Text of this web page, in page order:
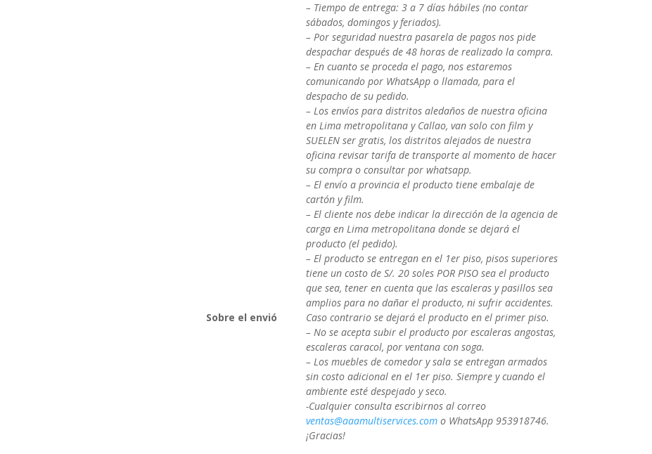
Sobre el envió
– Tiempo de entrega: 3 a 7 días hábiles (no contar
sábados, domingos y feriados).
– Por seguridad nuestra pasarela de pagos nos pide
despachar después de 48 horas de realizado la compra.
– En cuanto se proceda el pago, nos estaremos
comunicando por WhatsApp o llamada, para el
despacho de su pedido.
– Los envíos para distritos aledaños de nuestra oficina
en Lima metropolitana y Callao, van solo con film y
SUELEN ser gratis, los distritos alejados de nuestra
oficina revisar tarifa de transporte al momento de hacer
su compra o consultar por whatsapp.
– El envío a provincia el producto tiene embalaje de
cartón y film.
– El cliente nos debe indicar la dirección de la agencia de
carga en Lima metropolitana donde se dejará el
producto (el pedido).
– El producto se entregan en el 1er piso, pisos superiores
tiene un costo de S/. 20 soles POR PISO sea el producto
que sea, tener en cuenta que las escaleras y pasillos sea
amplios para no dañar el producto, ni sufrir accidentes.
Caso contrario se dejará el producto en el primer piso.
– No se acepta subir el producto por escaleras angostas,
escaleras caracol, por ventana con soga.
– Los muebles de comedor y sala se entregan armados
sin costo adicional en el 1er piso. Siempre y cuando el
ambiente esté despejado y seco.
-Cualquier consulta escribirnos al correo
ventas@aaamultiservices.como WhatsApp 953918746.
¡Gracias!